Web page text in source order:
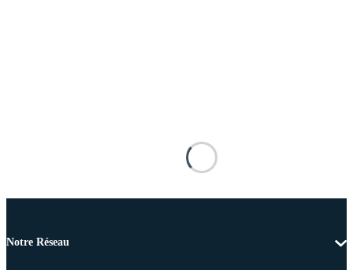
Notre Réseau